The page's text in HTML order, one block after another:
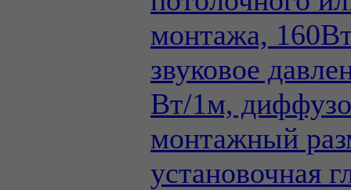
монтажа,
звуковое
Вт/1м,
монтажный
установочная